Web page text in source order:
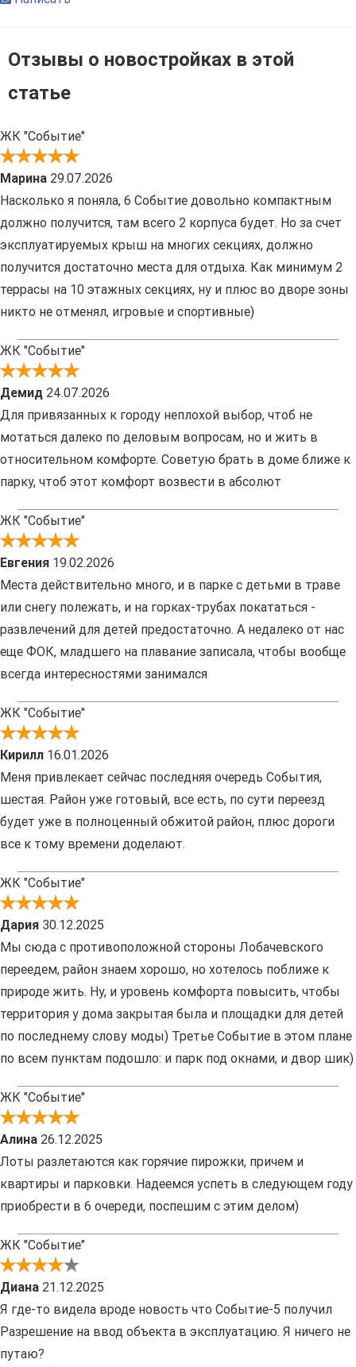
Отзывы о новостройках в этой
статье
ЖК "Событие"
Марина 29.07.2026
Насколько я поняла, 6 Событие довольно компактным
должно получится, там всего 2 корпуса будет. Но за счет
эксплуатируемых крыш на многих секциях, должно
получится достаточно места для отдыха. Как минимум 2
террасы на 10 этажных секциях, ну и плюс во дворе зоны
никто не отменял, игровые и спортивные)
ЖК "Событие"
Демид 24.07.2026
Для привязанных к городу неплохой выбор, чтоб не
мотаться далеко по деловым вопросам, но и жить в
относительном комфорте. Советую брать в доме ближе к
парку, чтоб этот комфорт возвести в абсолют
ЖК "Событие"
Евгения 19.02.2026
Места действительно много, и в парке с детьми в траве
или снегу полежать, и на горках-трубах покататься -
развлечений для детей предостаточно. А недалеко от нас
еще ФОК, младшего на плавание записала, чтобы вообще
всегда интересностями занимался
ЖК "Событие"
Кирилл 16.01.2026
Меня привлекает сейчас последняя очередь События,
шестая. Район уже готовый, все есть, по сути переезд
будет уже в полноценный обжитой район, плюс дороги
все к тому времени доделают.
ЖК "Событие"
Дария 30.12.2025
Мы сюда с противоположной стороны Лобачевского
переедем, район знаем хорошо, но хотелось поближе к
природе жить. Ну, и уровень комфорта повысить, чтобы
территория у дома закрытая была и площадки для детей
по последнему слову моды) Третье Событие в этом плане
по всем пунктам подошло: и парк под окнами, и двор шик)
ЖК "Событие"
Алина 26.12.2025
Лоты разлетаются как горячие пирожки, причем и
квартиры и парковки. Надеемся успеть в следующем году
приобрести в 6 очереди, поспешим с этим делом)
ЖК "Событие"
Диана 21.12.2025
Я где-то видела вроде новость что Событие-5 получил
Разрешение на ввод объекта в эксплуатацию. Я ничего не
путаю?